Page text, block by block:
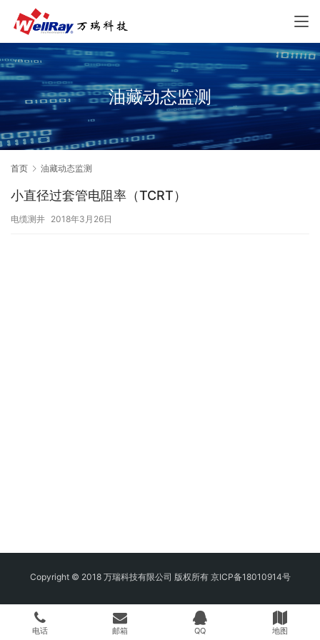
油藏动态监测
首页 油藏动态监测
小直径过套管电阻率（TCRT）
电缆测井 2018年3月26日
Copyright © 2018 万瑞科技有限公司 版权所有 京ICP备18010914号
电话 邮箱 QQ 地图